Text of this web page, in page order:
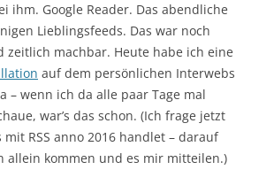
ihm. Google Reader. Das abendliche
Lieblingsfeeds. Das war noch
zeitlich machbar. Heute habe ich eine
auf dem persönlichen Interwebs
– wenn ich da alle paar Tage mal
war’s das schon. (Ich frage jetzt
RSS anno 2016 handlet – darauf
allein kommen und es mir mitteilen.)